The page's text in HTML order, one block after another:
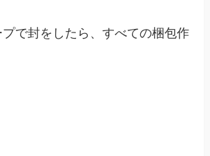
プで封をしたら、すべての梱包作